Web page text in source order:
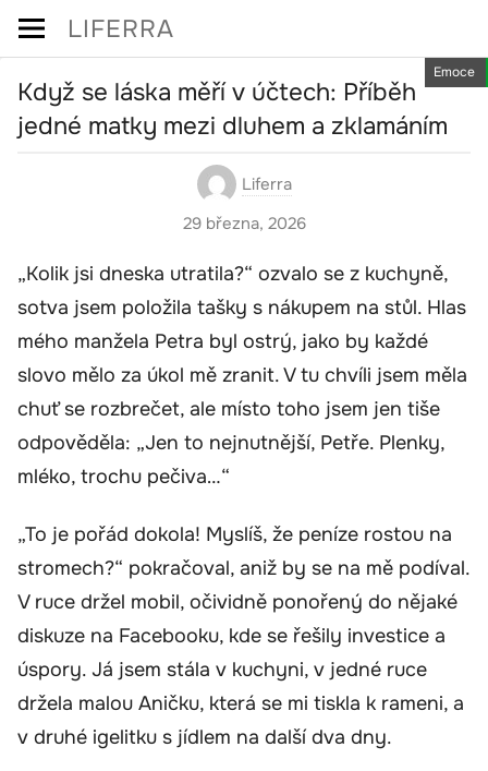
Skip
LIFERRA
Emoce
Když se láska měří v účtech: Příběh
jedné matky mezi dluhem a zklamáním
Liferra
29 března, 2026
„Kolik jsi dneska utratila?“ ozvalo se z kuchyně,
sotva jsem položila tašky s nákupem na stůl. Hlas
mého manžela Petra byl ostrý, jako by každé
slovo mělo za úkol mě zranit. V tu chvíli jsem měla
chuť se rozbrečet, ale místo toho jsem jen tiše
odpověděla: „Jen to nejnutnější, Petře. Plenky,
mléko, trochu pečiva…“
„To je pořád dokola! Myslíš, že peníze rostou na
stromech?“ pokračoval, aniž by se na mě podíval.
V ruce držel mobil, očividně ponořený do nějaké
diskuze na Facebooku, kde se řešily investice a
úspory. Já jsem stála v kuchyni, v jedné ruce
držela malou Aničku, která se mi tiskla k rameni, a
v druhé igelitku s jídlem na další dva dny.